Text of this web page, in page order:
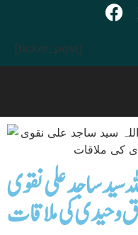
[ticker_post]
سید ساجد علی نقوی
وحیدی کی ملاقات